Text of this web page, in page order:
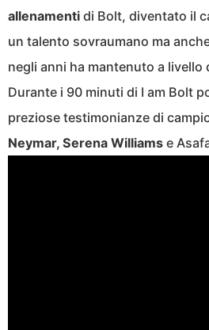
allenamenti di Bolt, diventato il
un talento sovraumano ma
negli anni ha mantenuto a livello
Durante i 90 minuti di I am Bolt
preziose testimonianze di
Neymar, Serena Williams e